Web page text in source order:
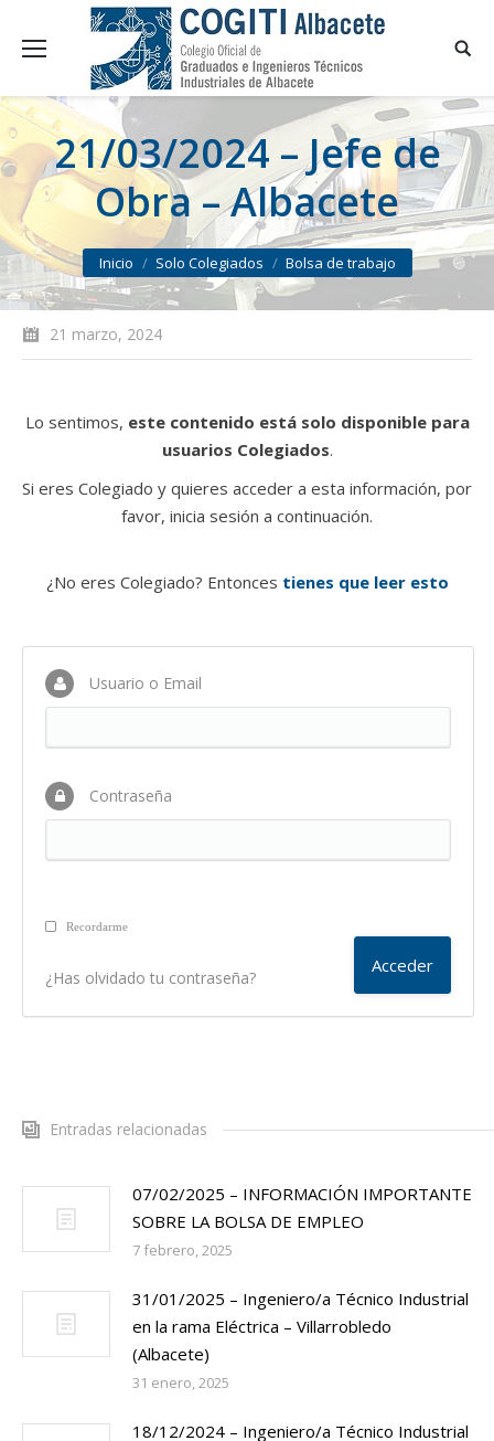
21/03/2024 – Jefe de
Obra – Albacete
You are here:
Inicio Solo Colegiados Bolsa de trabajo
21 marzo, 2024
Lo sentimos, este contenido está solo disponible para
usuarios Colegiados.
Si eres Colegiado y quieres acceder a esta información, por
favor, inicia sesión a continuación.
¿No eres Colegiado? Entonces tienes que leer esto
Usuario o Email
Contraseña
Recordarme
¿Has olvidado tu contraseña?
Entradas relacionadas
07/02/2025 – INFORMACIÓN IMPORTANTE
SOBRE LA BOLSA DE EMPLEO
7 febrero, 2025
31/01/2025 – Ingeniero/a Técnico Industrial
en la rama Eléctrica – Villarrobledo
(Albacete)
31 enero, 2025
18/12/2024 – Ingeniero/a Técnico Industrial